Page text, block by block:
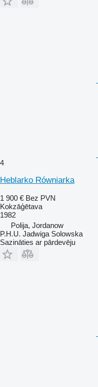
4
Heblarko Równiarka
1 900 € Bez PVN
Kokzāģētava
1982
Polija, Jordanow
P.H.U. Jadwiga Solowska
Sazināties ar pārdevēju